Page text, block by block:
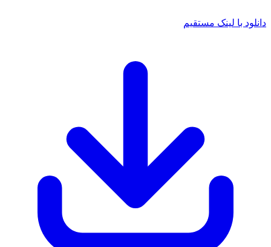
دانلود با لینک مستقیم